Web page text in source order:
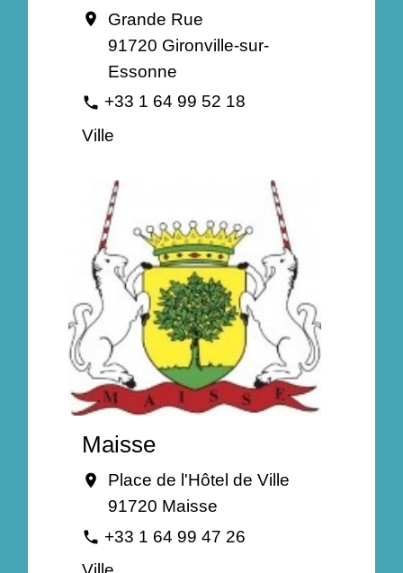
location_on
Grande Rue
91720 Gironville-sur-
Essonne
phone +33 1 64 99 52 18
Ville
Maisse
location_on
Place de l'Hôtel de Ville
91720 Maisse
phone +33 1 64 99 47 26